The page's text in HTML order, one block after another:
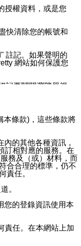
授權資料，或是您
快清除您的帳號和
註記。如果聲明的
網站如何保護您
記要關閉瀏覽器視
功能連結，隨時
本條款)，這些條款將
的其他各種資訊，
訂相對應的服務。在
務及（或）材料，而
合合理的標準，仍不
責任。
。
您的登錄資訊使用本
責任。在本網站上加